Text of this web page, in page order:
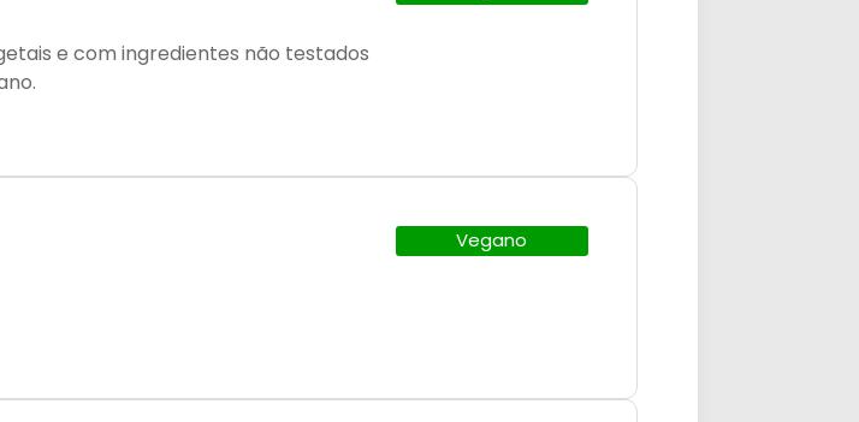
e com ingredientes não testados
Vegano